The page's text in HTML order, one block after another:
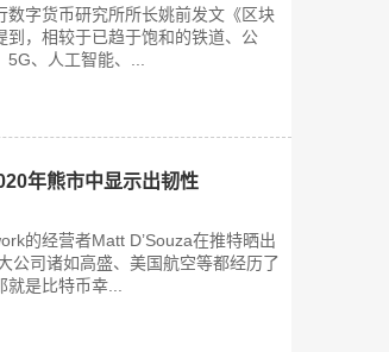
字货币研究所所长姚前发文《区块
，相较于已趋于饱和的铁道、公
、人工智能、...
年熊市中显示出韧性
的经营者Matt D’Souza在推特晒出
公司诸如高盛、美国航空等都经历了
是比特币幸...